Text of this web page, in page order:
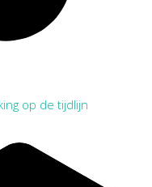
op de tijdlijn